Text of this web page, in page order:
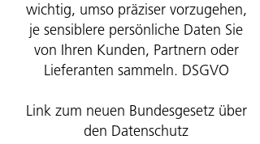
wichtig, umso präziser vorzugehen,
je sensiblere persönliche Daten Sie
von Ihren Kunden, Partnern oder
Lieferanten sammeln. DSGVO
Link zum neuen Bundesgesetz über
den Datenschutz